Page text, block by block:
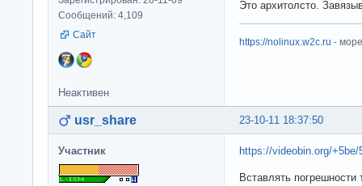
Сообщений: 4,109
Сайт
Это архитолсто.
https://nolinux.w2c.ru -
Неактивен
23-10-11 18:37:50
usr_share
Участник https://videobin.org/+5be/
Вставлять